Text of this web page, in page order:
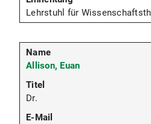
Lehrstuhl für
Allison, Euan
Dr.